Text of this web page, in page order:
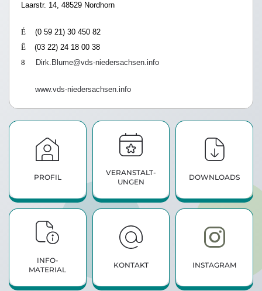
Laarstr. 14, 48529 Nordhorn
É
(0 59 21) 30 450 82
Ê
(03 22) 24 18 00 38
8
Dirk.Blume@vds-niedersachsen.info
www.vds-niedersachsen.info
PROFIL
VERANSTALT­
UNGEN
DOWNLOADS
INFO­
MATERIAL
KONTAKT INSTAGRAM